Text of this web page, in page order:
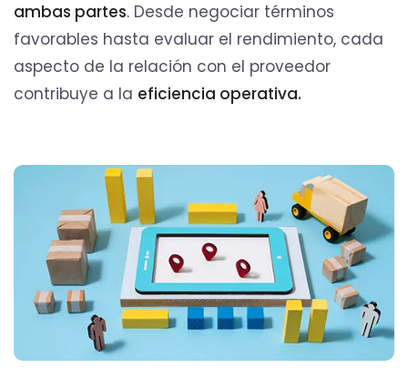
ambas partes. Desde negociar términos
favorables hasta evaluar el rendimiento, cada
aspecto de la relación con el proveedor
contribuye a la eficiencia operativa.